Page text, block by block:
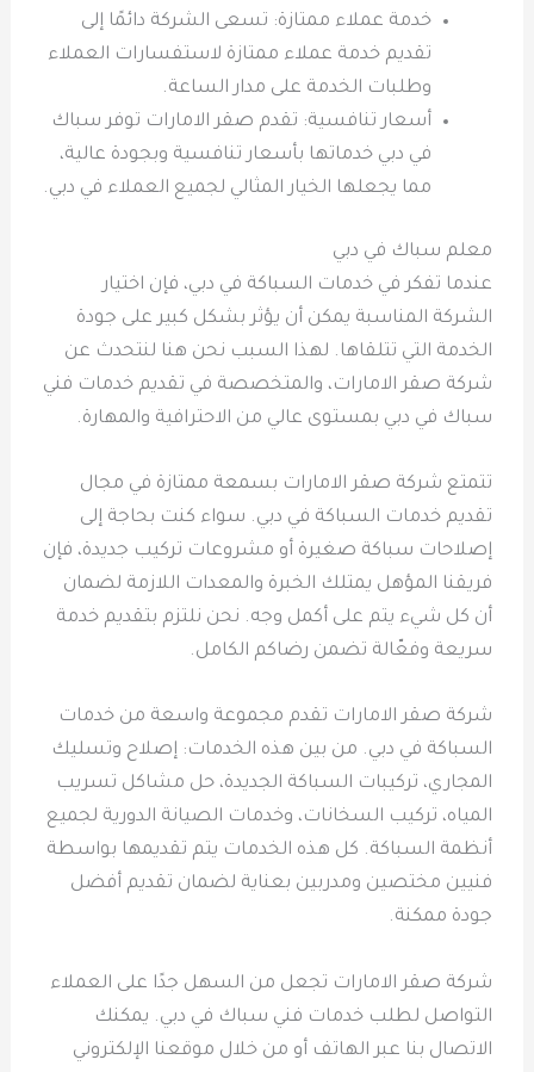
خدمة عملاء ممتازة: تسعى الشركة دائمًا إلى
تقديم خدمة عملاء ممتازة لاستفسارات العملاء
وطلبات الخدمة على مدار الساعة.
أسعار تنافسية: تقدم صقر الامارات توفر سباك
في دبي خدماتها بأسعار تنافسية وبجودة عالية،
مما يجعلها الخيار المثالي لجميع العملاء في دبي.
معلم سباك في دبي
عندما تفكر في خدمات السباكة في دبي، فإن اختيار
الشركة المناسبة يمكن أن يؤثر بشكل كبير على جودة
الخدمة التي تتلقاها. لهذا السبب نحن هنا لنتحدث عن
شركة صقر الامارات، والمتخصصة في تقديم خدمات فني
سباك في دبي بمستوى عالي من الاحترافية والمهارة.
تتمتع شركة صقر الامارات بسمعة ممتازة في مجال
تقديم خدمات السباكة في دبي. سواء كنت بحاجة إلى
إصلاحات سباكة صغيرة أو مشروعات تركيب جديدة، فإن
فريقنا المؤهل يمتلك الخبرة والمعدات اللازمة لضمان
أن كل شيء يتم على أكمل وجه. نحن نلتزم بتقديم خدمة
سريعة وفعّالة تضمن رضاكم الكامل.
شركة صقر الامارات تقدم مجموعة واسعة من خدمات
السباكة في دبي. من بين هذه الخدمات: إصلاح وتسليك
المجاري، تركيبات السباكة الجديدة، حل مشاكل تسريب
المياه، تركيب السخانات، وخدمات الصيانة الدورية لجميع
أنظمة السباكة. كل هذه الخدمات يتم تقديمها بواسطة
فنيين مختصين ومدربين بعناية لضمان تقديم أفضل
جودة ممكنة.
شركة صقر الامارات تجعل من السهل جدًا على العملاء
التواصل لطلب خدمات فني سباك في دبي. يمكنك
الاتصال بنا عبر الهاتف أو من خلال موقعنا الإلكتروني